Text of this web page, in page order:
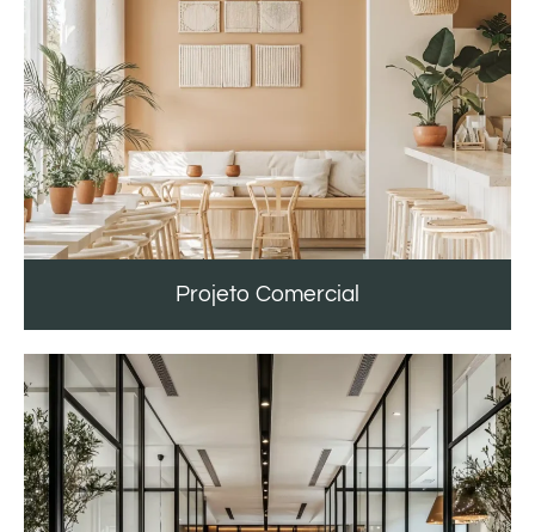
Projeto Comercial